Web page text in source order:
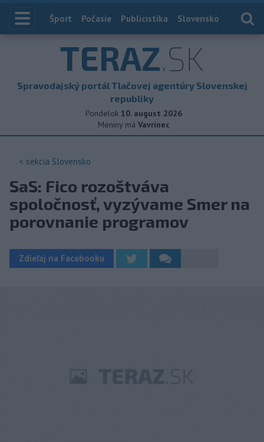
Index
Šport Počasie Publicistika Slovensko
TERAZ.SK
Spravodajský portál Tlačovej agentúry Slovenskej
republiky
Pondelok 10. august 2026
Meniny má Vavrinec
< sekcia Slovensko
SaS: Fico rozoštváva
spoločnosť, vyzývame Smer na
porovnanie programov
Zdieľaj na Facebooku